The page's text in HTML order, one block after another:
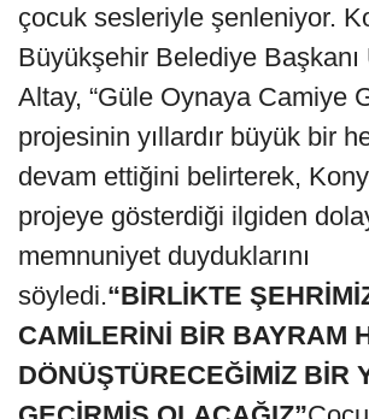
çocuk sesleriyle şenleniyor.
Büyükşehir Belediye Başkanı
Altay, “Güle Oynaya Camiye
projesinin yıllardır büyük bir
devam ettiğini belirterek,
projeye gösterdiği ilgiden
memnuniyet duyduklarını
söyledi.“BİRLİKTE
CAMİLERİNİ BİR BAYRAM
DÖNÜŞTÜRECEĞİMİZ BİR